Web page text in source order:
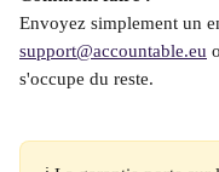
Envoyez simplement un
support@accountable.eu
s'occupe du reste.